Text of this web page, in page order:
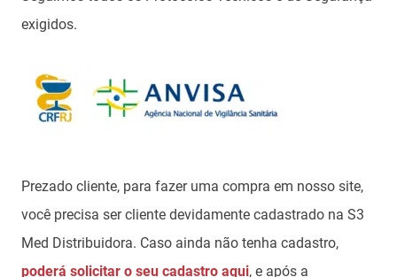
exigidos.
Prezado cliente, para fazer uma compra em nosso site,
você precisa ser cliente devidamente cadastrado na S3
Med Distribuidora. Caso ainda não tenha cadastro,
poderá solicitar o seu cadastro aqui, e após a